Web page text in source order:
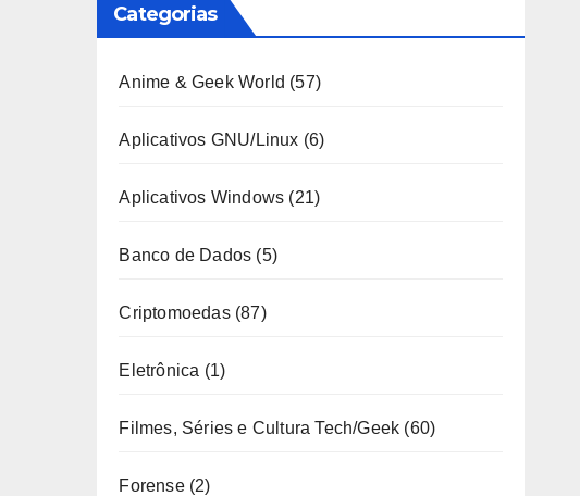
Categorias
Anime & Geek World (57)
Aplicativos GNU/Linux (6)
Aplicativos Windows (21)
Banco de Dados (5)
Criptomoedas(87)
Eletrônica (1)
Filmes, Séries e Cultura Tech/Geek (60)
Forense(2)